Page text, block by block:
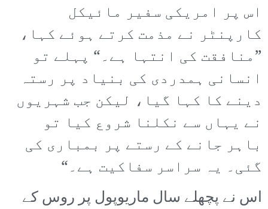
اس پر امریکی سفیر مائیکل
کارپنٹر نے مذمت کرتے ہوئے کہا،
”منافقت کی انتہا ہے۔“ پہلے تو
انسانی ہمدردی کی بنیاد پر رستہ
دینے کا کہا گیا، لیکن جب شہریوں
نے یہاں سے نکلنا شروع کیا تو
باہر جانے کے رستے پر بمباری کی
گئی۔ یہ سراسر سفاکیت ہے۔“
اس نے پچھلے سال ماریوپول پر روس کے